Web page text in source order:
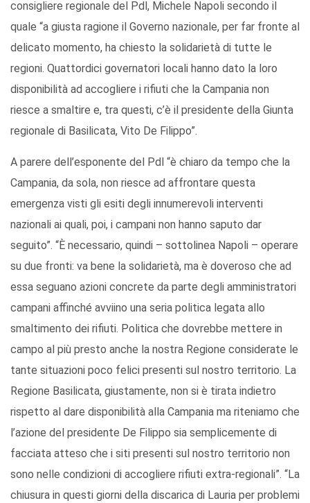
consigliere regionale del Pdl, Michele Napoli secondo il
quale “a giusta ragione il Governo nazionale, per far fronte al
delicato momento, ha chiesto la solidarietà di tutte le
regioni. Quattordici governatori locali hanno dato la loro
disponibilità ad accogliere i rifiuti che la Campania non
riesce a smaltire e, tra questi, c’è il presidente della Giunta
regionale di Basilicata, Vito De Filippo”.
A parere dell’esponente del Pdl “è chiaro da tempo che la
Campania, da sola, non riesce ad affrontare questa
emergenza visti gli esiti degli innumerevoli interventi
nazionali ai quali, poi, i campani non hanno saputo dar
seguito”. “È necessario, quindi – sottolinea Napoli – operare
su due fronti: va bene la solidarietà, ma è doveroso che ad
essa seguano azioni concrete da parte degli amministratori
campani affinché avviino una seria politica legata allo
smaltimento dei rifiuti. Politica che dovrebbe mettere in
campo al più presto anche la nostra Regione considerate le
tante situazioni poco felici presenti sul nostro territorio. La
Regione Basilicata, giustamente, non si è tirata indietro
rispetto al dare disponibilità alla Campania ma riteniamo che
l’azione del presidente De Filippo sia semplicemente di
facciata atteso che i siti presenti sul nostro territorio non
sono nelle condizioni di accogliere rifiuti extra-regionali”. “La
chiusura in questi giorni della discarica di Lauria per problemi